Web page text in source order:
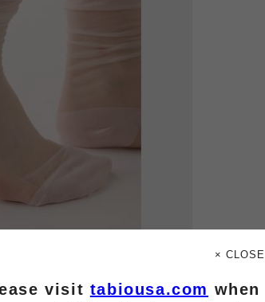
× CLOSE
visit tabiousa.com when